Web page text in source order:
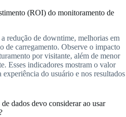
(ROI) do monitoramento de
redução de downtime, melhorias em
de carregamento. Observe o impacto
por visitante, além de menor
Esses indicadores mostram o valor
do usuário e nos resultados
dados devo considerar ao usar